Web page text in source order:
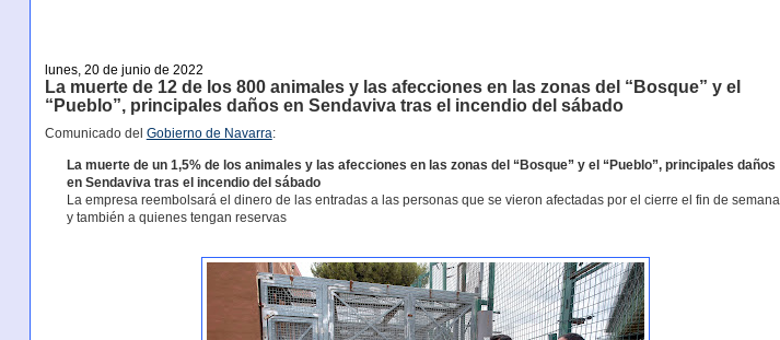
lunes, 20 de junio de 2022
La muerte de 12 de los 800 animales y las afecciones en las zonas del “Bosque” y el
“Pueblo”, principales daños en Sendaviva tras el incendio del sábado
Comunicado del Gobierno de Navarra:
La muerte de un 1,5% de los animales y las afecciones en las zonas del “Bosque” y el “Pueblo”, principales daños
en Sendaviva tras el incendio del sábado
La empresa reembolsará el dinero de las entradas a las personas que se vieron afectadas por el cierre el fin de semana
y también a quienes tengan reservas